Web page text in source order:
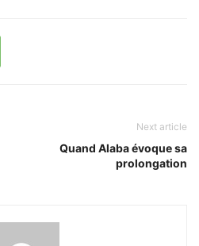
Next article
Quand Alaba évoque sa
prolongation